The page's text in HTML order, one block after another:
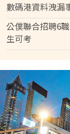
數碼港資料洩漏
公僕聯合招聘6
生可考